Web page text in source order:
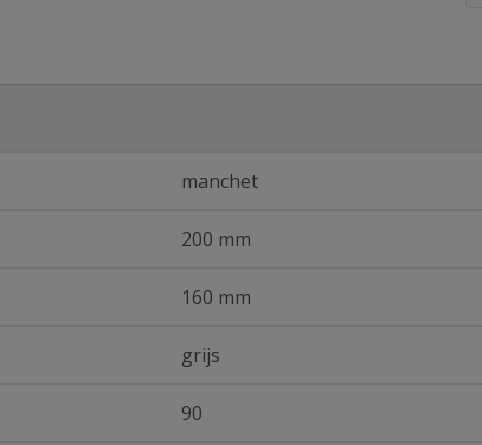
manchet
200 mm
160 mm
grijs
90